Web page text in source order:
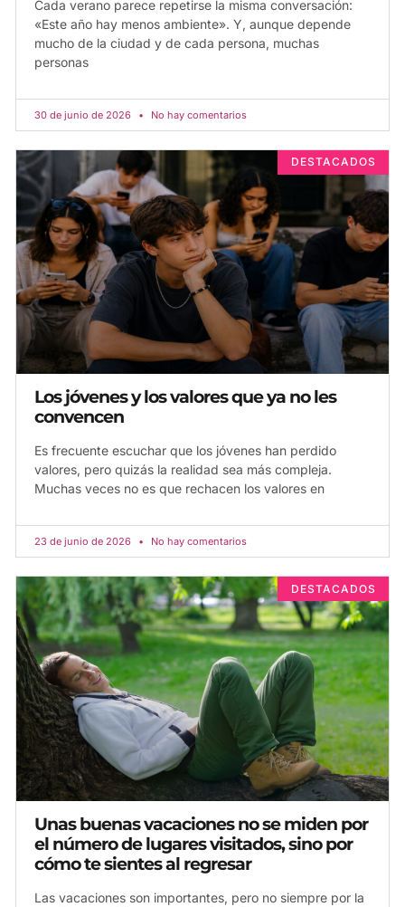
Cada verano parece repetirse la misma conversación:
«Este año hay menos ambiente». Y, aunque depende
mucho de la ciudad y de cada persona, muchas
personas
30 de junio de 2026 No hay comentarios
DESTACADOS
Los jóvenes y los valores que ya no les
convencen
Es frecuente escuchar que los jóvenes han perdido
valores, pero quizás la realidad sea más compleja.
Muchas veces no es que rechacen los valores en
23 de junio de 2026 No hay comentarios
DESTACADOS
Unas buenas vacaciones no se miden por
el número de lugares visitados, sino por
cómo te sientes al regresar
Las vacaciones son importantes, pero no siempre por la